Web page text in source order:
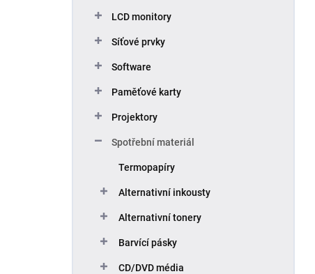
LCD monitory
Síťové prvky
Software
Paměťové karty
Projektory
Spotřební materiál
Termopapíry
Alternativní inkousty
Alternativní tonery
Barvící pásky
CD/DVD média